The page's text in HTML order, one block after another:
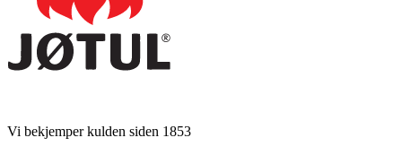
Vi bekjemper kulden siden 1853